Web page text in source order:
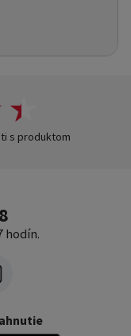
s produktom
hodín.